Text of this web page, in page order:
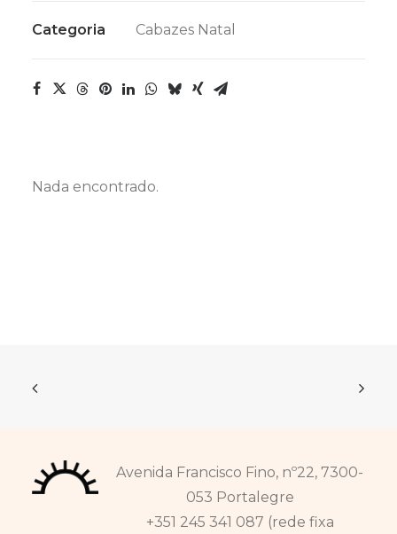
Categoria Cabazes Natal
Nada encontrado.
Avenida Francisco Fino, nº22, 7300-
053 Portalegre
+351 245 341 087 (rede fixa